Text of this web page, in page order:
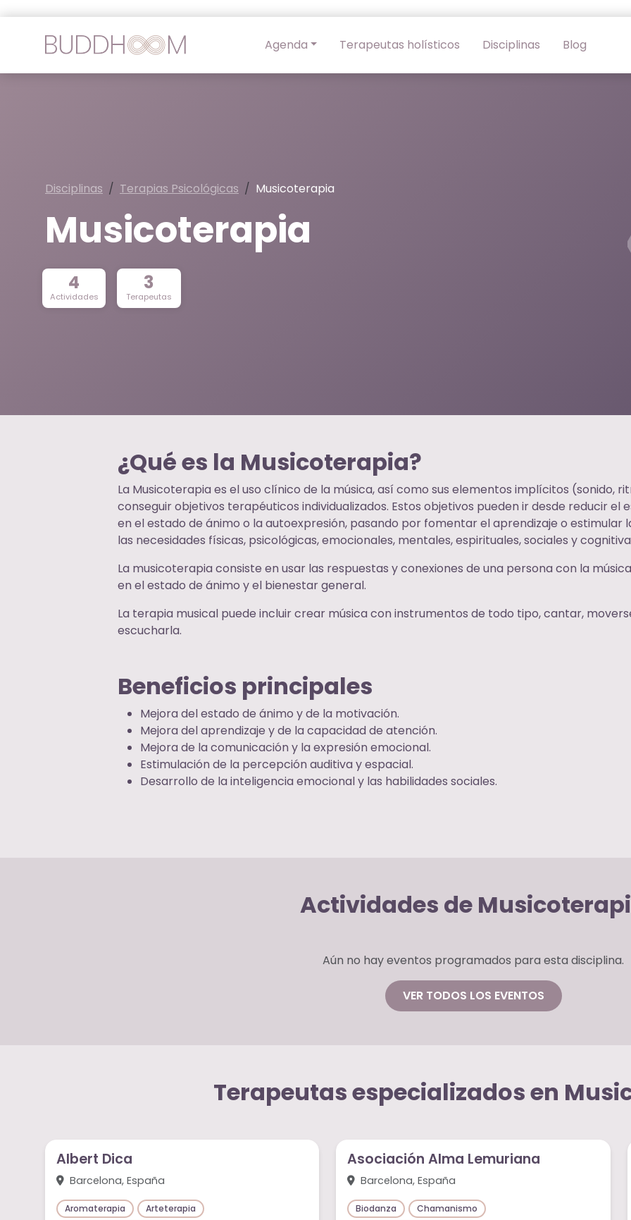
Agenda Terapeutas holísticos Disciplinas Blog
Disciplinas Terapias Psicológicas Musicoterapia
Musicoterapia
4
Actividades
3
Terapeutas
¿Qué es la Musicoterapia?
La Musicoterapia es el uso clínico de la música, así como sus elementos implícitos (sonido,
conseguir objetivos terapéuticos individualizados. Estos objetivos pueden ir desde reducir el
en el estado de ánimo o la autoexpresión, pasando por fomentar el aprendizaje o estimular
las necesidades físicas, psicológicas, emocionales, mentales, espirituales, sociales y
La musicoterapia consiste en usar las respuestas y conexiones de una persona con la
en el estado de ánimo y el bienestar general.
La terapia musical puede incluir crear música con instrumentos de todo tipo, cantar,
escucharla.
Beneficios principales
Mejora del estado de ánimo y de la motivación.
Mejora del aprendizaje y de la capacidad de atención.
Mejora de la comunicación y la expresión emocional.
Estimulación de la percepción auditiva y espacial.
Desarrollo de la inteligencia emocional y las habilidades sociales.
Actividades de
Aún no hay eventos programados para esta disciplina.
VER TODOS LOS EVENTOS
Terapeutas especializados en
Albert Dica
Barcelona, España
Aromaterapia
Arteterapia
Asociación Alma Lemuriana
Barcelona, España
Biodanza
Chamanismo